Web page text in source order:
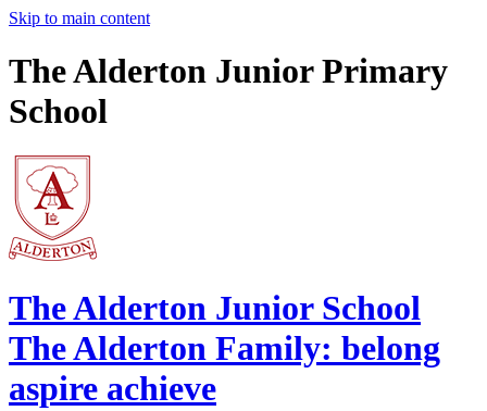
Skip to main content
The Alderton Junior Primary
School
The Alderton Junior School
The Alderton Family: belong
aspire achieve